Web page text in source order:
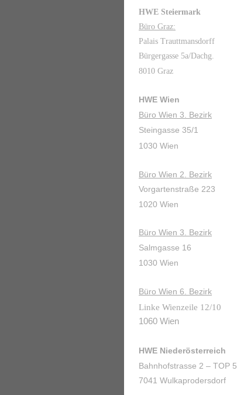
HWE Steiermark
Büro Graz:
Palais Trauttmansdorff
Bürgergasse 5a/Dachg.
8010 Graz
HWE Wien
Büro Wien 3. Bezirk
Steingasse 35/1
1030 Wien
Büro Wien 2. Bezirk
Vorgartenstraße 223
1020 Wien
Büro Wien 3. Bezirk
Salmgasse 16
1030 Wien
Büro Wien 6. Bezirk
Linke Wienzeile 12/10
1060 Wien
HWE Niederösterreich
Bahnhofstrasse 2 – TOP 5
7041 Wulkaprodersdorf